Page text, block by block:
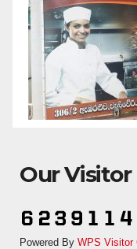
Our Visitor
Powered By WPS Visitor